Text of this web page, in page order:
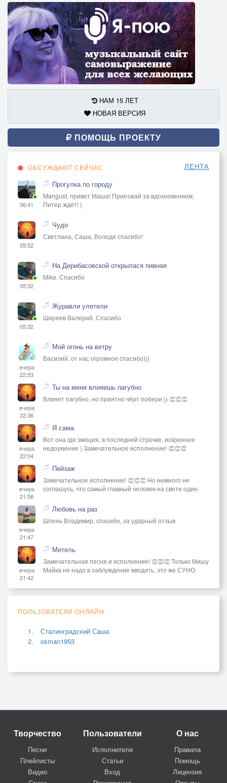
НАМ 15 ЛЕТ
НОВАЯ ВЕРСИЯ
ПОМОЩЬ ПРОЕКТУ
ОБСУЖДАЮТ СЕЙЧАС ЛЕНТА
06:41
Прогулка по городу
Mangust, привет Маша! Приезжай за вдохновением,
Питер ждёт! )
05:52
Чудо
Светлана, Саша, Володя спасибо!
05:32
На Дерибасовской открылася пивная
Mike, Спасибо
05:32
Журавли улетели
Ширяев Валерий, Спасибо
вчера
22:53
Мой огонь на ветру
Василий, от нас огромное спасибо)))
вчера
22:36
Ты на меня влияешь пагубно
Влияет пагубно, но приятно чёрт побери )) 👏👏👏
вчера
22:04
Я сама
Вот она где эмоция, в последней строчке, искреннее
недоумение ) Замечательное исполнение! 👏👏👏
вчера
21:56
Пейзаж
Замечательное исполнение! 👏👏👏 Но немного не
соглашусь, что самый главный человек на свете один.
вчера
21:47
Любовь на раз
Шпень Владимир, спасибо, за ударный отзыв
вчера
21:42
Метель
Замечательная песня и исполнение! 👏👏👏 Только Мишу
Майка не надо в заблуждение вводить, это же СУНО.
ПОЛЬЗОВАТЕЛИ ОНЛАЙН
Сталинградский Саша
osman1953
Творчество
Песни
Плейлисты
Видео
Пользователи
Исполнители
Статьи
Вход
О нас
Правила
Помощь
Лицензия